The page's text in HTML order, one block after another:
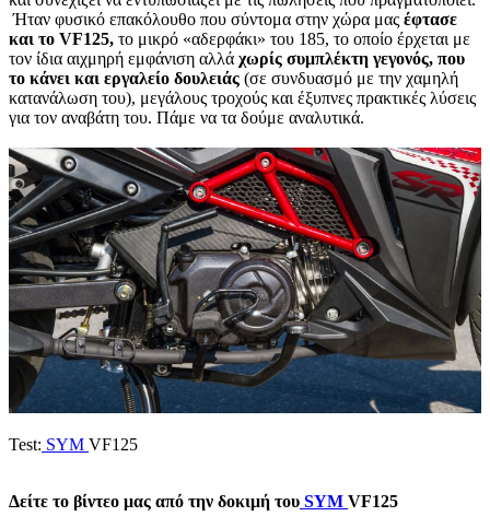
Ήταν φυσικό επακόλουθο που σύντομα στην χώρα μας έφτασε
και το VF125, το μικρό «αδερφάκι» του 185, το οποίο έρχεται με
τον ίδια αιχμηρή εμφάνιση αλλά χωρίς συμπλέκτη γεγονός, που
το κάνει και εργαλείο δουλειάς (σε συνδυασμό με την χαμηλή
κατανάλωση του), μεγάλους τροχούς και έξυπνες πρακτικές λύσεις
για τον αναβάτη του. Πάμε να τα δούμε αναλυτικά.
Test: SYM VF125
Δείτε το βίντεο μας από την δοκιμή του SYM VF125